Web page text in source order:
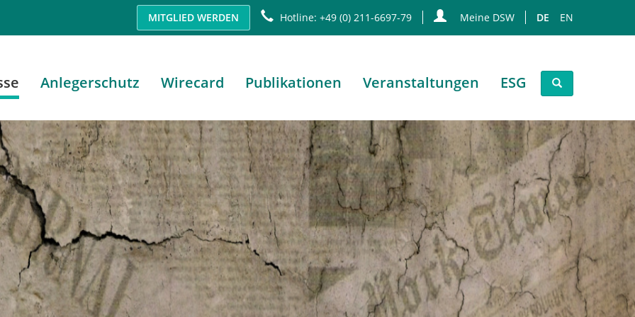
MITGLIED WERDEN Hotline: +49 (0) 211-6697-79 Meine DSW DE EN
Anlegerschutz Wirecard Publikationen Veranstaltungen ESG